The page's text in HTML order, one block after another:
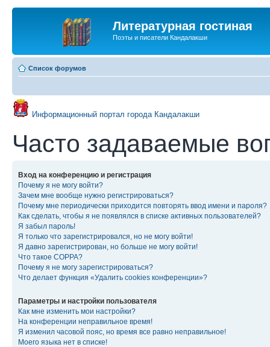
Литературная гостиная
Поэты и писатели Кандалакши
Список форумов
Информационный портал города Кандалакши
Часто задаваемые
Вход на конференцию и регистрация
Почему я не могу войти?
Зачем мне вообще нужно регистрироваться?
Почему мне периодически приходится повторять ввод имени и пароля?
Как сделать, чтобы я не появлялся в списке активных пользователей?
Я забыл пароль!
Я только что зарегистрировался, но не могу войти!
Я давно зарегистрирован, но больше не могу войти!
Что такое COPPA?
Почему я не могу зарегистрироваться?
Что делает функция «Удалить cookies конференции»?
Параметры и настройки пользователя
Как мне изменить мои настройки?
На конференции неправильное время!
Я изменил часовой пояс, но время все равно неправильное!
Моего языка нет в списке!